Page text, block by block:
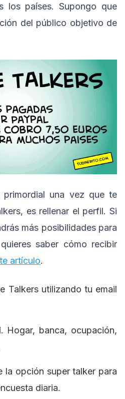
los países. Supongo que
del público objetivo de
una vez que te
es rellenar el perfil. Si
más posibilidades para
saber cómo recibir
artículo.
Talkers utilizando tu email
Hogar, banca, ocupación,
la opción super talker para
diaria.